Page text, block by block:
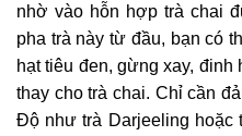
nhờ vào hỗn hợp trà chai
pha trà này từ đầu, bạn có
hạt tiêu đen, gừng xay,
thay cho trà chai. Chỉ cần
Độ như trà Darjeeling hoặc